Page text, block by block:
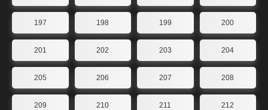
197 198 199 200
201 202 203 204
205 206 207 208
209 210 211 212